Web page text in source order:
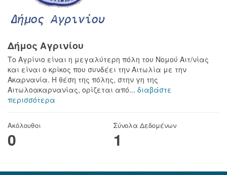
Δήμος Αγρινίου
Το Αγρίνιο είναι η μεγαλύτερη πόλη του Νομού Αιτ/νίας
και είναι ο κρίκος που συνδέει την Αιτωλία με την
Ακαρνανία. Η θέση της πόλης, στην γη της
Αιτωλοακαρνανίας, ορίζεται από... διαβάστε
περισσότερα
Ακόλουθοι
0
Σύνολα Δεδομένων
1